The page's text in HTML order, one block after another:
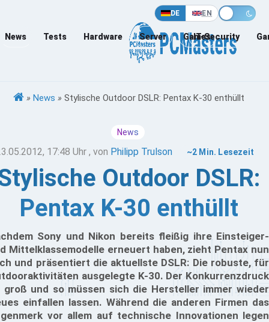
DE EN
News Tests Hardware Server Games
IT-Security
» News » Stylische Outdoor DSLR: Pentax K-30 enthüllt
News
17:48 Uhr , von Philipp Trulson ~2 Min. Lesezeit
Outdoor DSLR:
Pentax K-30 enthüllt
Sony und Nikon bereits fleißig ihre Einsteiger-
Mittelklassemodelle erneuert haben, zieht Pentax nun
und präsentiert die aktuellste DSLR: Die robuste, für
ausgelegte K-30. Der Konkurrenzdruck
groß und so müssen sich die Hersteller immer wieder
einfallen lassen. Während die anderen Firmen das
vor allem auf technische Innovationen legen